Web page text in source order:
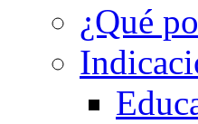
¿Qué